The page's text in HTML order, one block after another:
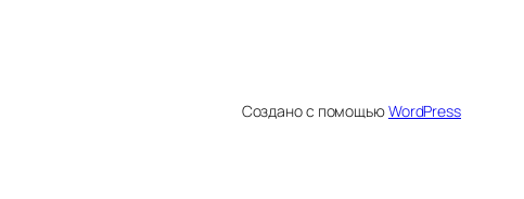
Создано с помощьюWordPress